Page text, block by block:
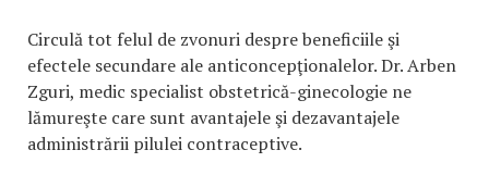
Circulă tot felul de zvonuri despre beneficiile şi
efectele secundare ale anticoncepţionalelor. Dr. Arben
Zguri, medic specialist obstetrică-ginecologie ne
lămureşte care sunt avantajele şi dezavantajele
administrării pilulei contraceptive.